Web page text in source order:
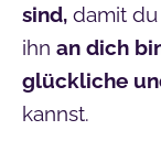
sind, damit du
ihn an dich
glückliche
kannst.